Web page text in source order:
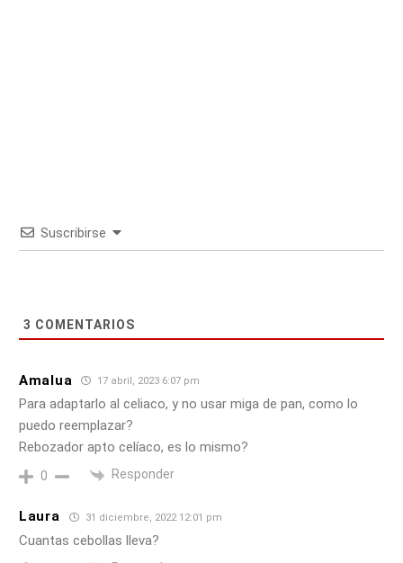
Suscribirse
3 COMENTARIOS
Amalua 17 abril, 2023 6:07 pm
Para adaptarlo al celiaco, y no usar miga de pan, como lo
puedo reemplazar?
Rebozador apto celíaco, es lo mismo?
0 Responder
Laura 31 diciembre, 2022 12:01 pm
Cuantas cebollas lleva?